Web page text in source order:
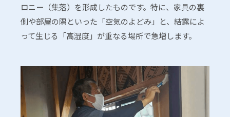
ロニー（集落）を形成したものです。特に、家具の裏
側や部屋の隅といった「空気のよどみ」と、結露によ
って生じる「高湿度」が重なる場所で急増します。